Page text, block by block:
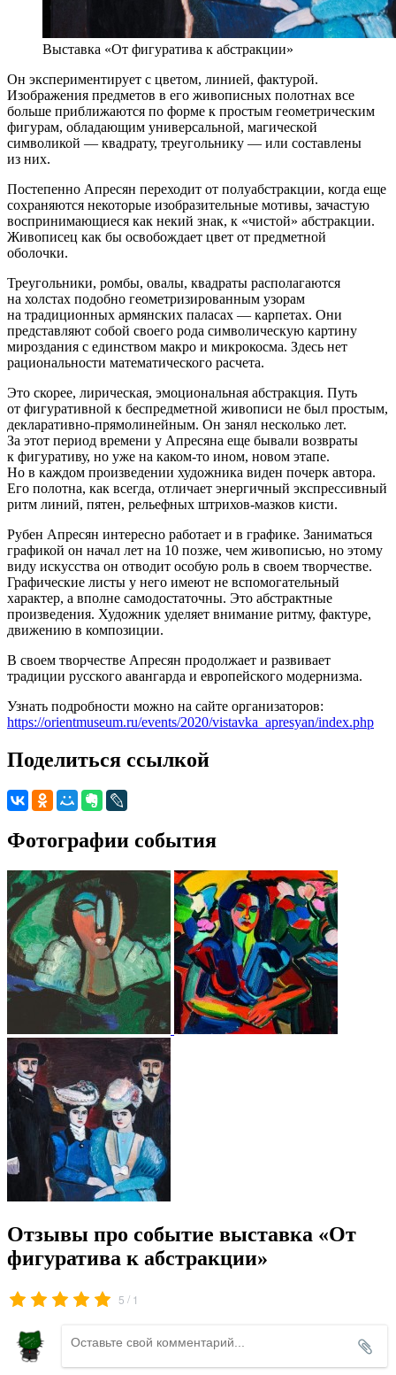
Выставка «От фигуратива к абстракции»
Он экспериментирует с цветом, линией, фактурой.
Изображения предметов в его живописных полотнах все
больше приближаются по форме к простым геометрическим
фигурам, обладающим универсальной, магической
символикой — квадрату, треугольнику — или составлены
из них.
Постепенно Апресян переходит от полуабстракции, когда еще
сохраняются некоторые изобразительные мотивы, зачастую
воспринимающиеся как некий знак, к «чистой» абстракции.
Живописец как бы освобождает цвет от предметной
оболочки.
Треугольники, ромбы, овалы, квадраты располагаются
на холстах подобно геометризированным узорам
на традиционных армянских паласах — карпетах. Они
представляют собой своего рода символическую картину
мироздания с единством макро и микрокосма. Здесь нет
рациональности математического расчета.
Это скорее, лирическая, эмоциональная абстракция. Путь
от фигуративной к беспредметной живописи не был простым,
декларативно-прямолинейным. Он занял несколько лет.
За этот период времени у Апресяна еще бывали возвраты
к фигуративу, но уже на каком-то ином, новом этапе.
Но в каждом произведении художника виден почерк автора.
Его полотна, как всегда, отличает энергичный экспрессивный
ритм линий, пятен, рельефных штрихов-мазков кисти.
Рубен Апресян интересно работает и в графике. Заниматься
графикой он начал лет на 10 позже, чем живописью, но этому
виду искусства он отводит особую роль в своем творчестве.
Графические листы у него имеют не вспомогательный
характер, а вполне самодостаточны. Это абстрактные
произведения. Художник уделяет внимание ритму, фактуре,
движению в композиции.
В своем творчестве Апресян продолжает и развивает
традиции русского авангарда и европейского модернизма.
Узнать подробности можно на сайте организаторов:
https://orientmuseum.ru/events/2020/vistavka_apresyan/index.php
Поделиться ссылкой
Фотографии события
Отзывы про событие выставка «От
фигуратива к абстракции»
5 / 1